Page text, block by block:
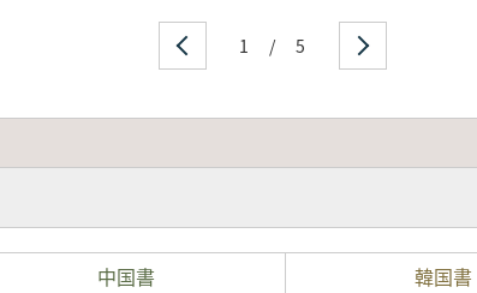
1 / 5
中国書 韓国書